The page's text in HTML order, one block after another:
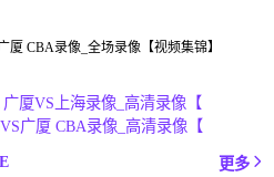
厦 CBA录像_全场录像【视频集锦】
广厦VS上海录像_高清录像【
广厦 CBA录像_高清录像【
更多